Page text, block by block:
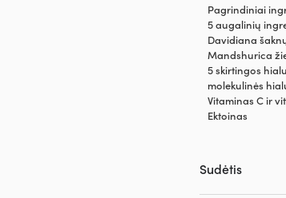
Pagrindiniai
5 augalinių
Davidiana
Mandshurica
5 skirtingos
molekulinės
Vitaminas C ir
Ektoinas
Sudėtis